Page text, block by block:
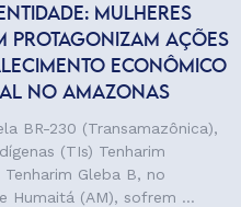
MULHERES
PROTAGONIZAM AÇÕES
ECONÔMICO
NO AMAZONAS
BR-230 (Transamazônica),
(TIs) Tenharim
Tenharim Gleba B, no
Humaitá (AM), sofrem ...